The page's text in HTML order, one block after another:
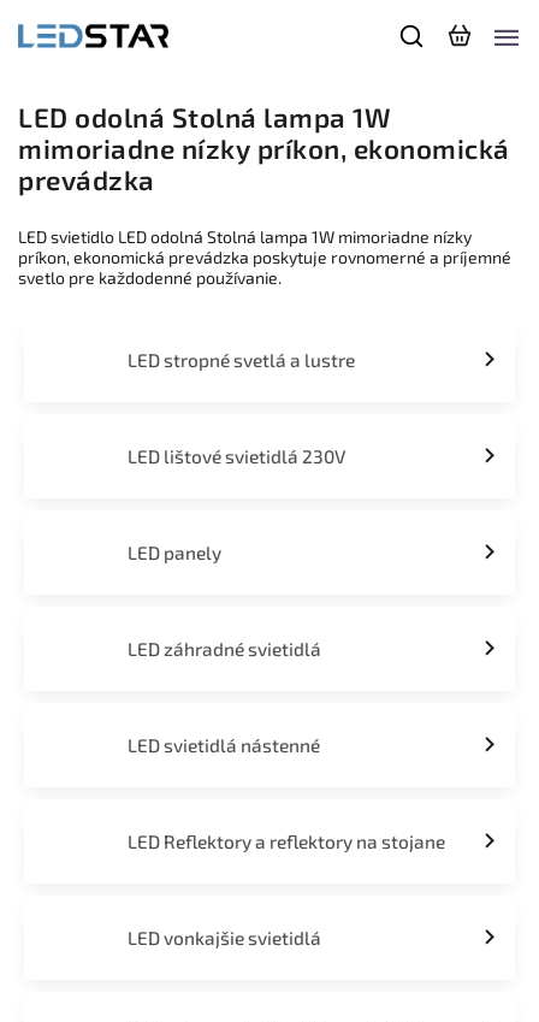
LED odolná Stolná lampa 1W
mimoriadne nízky príkon, ekonomická
prevádzka
LED svietidlo LED odolná Stolná lampa 1W mimoriadne nízky
príkon, ekonomická prevádzka poskytuje rovnomerné a príjemné
svetlo pre každodenné používanie.
LED stropné svetlá a lustre
LED lištové svietidlá 230V
LED panely
LED záhradné svietidlá
LED svietidlá nástenné
LED Reflektory a reflektory na stojane
LED vonkajšie svietidlá